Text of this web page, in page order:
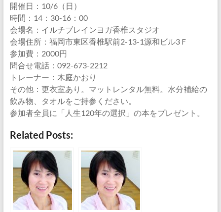
開催日：10/6（日）
時間：14：30-16：00
会場名：イルチブレインヨガ香椎スタジオ
会場住所：福岡市東区香椎駅前2-13-1源和ビル3Ｆ
参加費：2000円
問合せ電話：092-673-2212
トレーナー：木庭かおり
その他：更衣室あり。マットレンタル無料。水分補給の
飲み物、タオルをご持参ください。
参加者全員に「人生120年の選択」の本をプレゼント。
Related Posts: